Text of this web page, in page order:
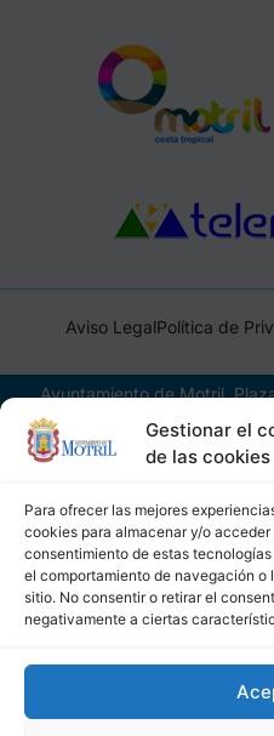
Gestionar el
de las cookies
Para ofrecer las mejores
cookies para almacenar y/o
consentimiento de estas
el comportamiento de navegación
sitio. No consentir o retirar el
negativamente a ciertas
Aviso LegalPolítica de
Ayuntamiento de Motril,
(Granada), CIF: